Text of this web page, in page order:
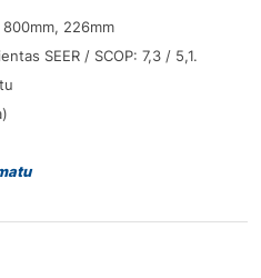
226mm
SEER / SCOP: 7,3 / 5,1.